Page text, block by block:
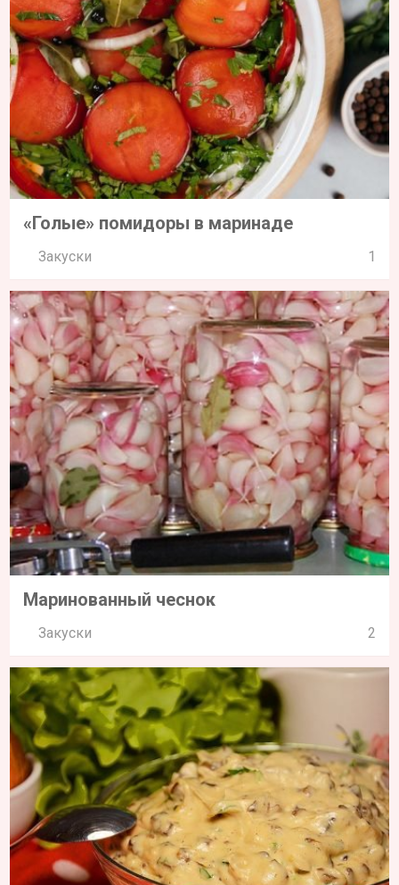
«Голые» помидоры в маринаде
Закуски 1
Маринованный чеснок
Закуски 2